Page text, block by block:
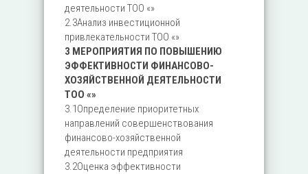
деятельности ТОО «»
2.3Анализ инвестиционной
привлекательности ТОО «»
3 МЕРОПРИЯТИЯ ПО ПОВЫШЕНИЮ
ЭФФЕКТИВНОСТИ ФИНАНСОВО-
ХОЗЯЙСТВЕННОЙ ДЕЯТЕЛЬНОСТИ
ТОО «»
3.1Определение приоритетных
направлений совершенствования
финансово-хозяйственной
деятельности предприятия
3.2Оценка эффективности